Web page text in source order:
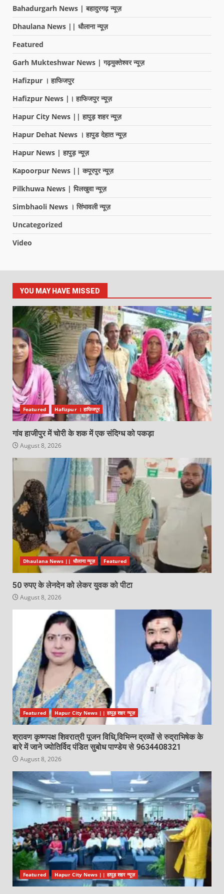
Bahadurgarh News | बहादुरगढ़ न्यूज़
Dhaulana News || धौलाना न्यूज़
Featured
Garh Mukteshwar News | गढ़मुक्तेश्वर न्यूज़
Hafizpur । हाफिजपुर
Hafizpur News |। हाफिजपुर न्यूज़
Hapur City News || हापुड़ शहर न्यूज़
Hapur Dehat News । हापुड देहात न्यूज़
Hapur News | हापुड़ न्यूज़
Kapoorpur News || कपूरपुर न्यूज़
Pilkhuwa News | पिलखुवा न्यूज़
Simbhaoli News । सिंभावली न्यूज़
Uncategorized
Video
YOU MAY HAVE MISSED
Featured Hafizpur । हाफिजपुर
गांव हाजीपुर में चोरी के शक में एक संदिग्ध को पकड़ा
August 8, 2026
Dhaulana News || धौलाना न्यूज़ Featured
50 रुपए के लेनदेन को लेकर युवक को पीटा
August 8, 2026
Featured Hapur City News || हापुड़ शहर न्यूज़
श्रावण कृष्णपक्ष शिवरात्री पूजन विधि,विभिन्न द्रव्यों से रुद्राभिषेक के
बारे में जाने ज्योतिर्विद पंडित सुबोध पाण्डेय से 9634408321
August 8, 2026
Featured Hapur City News || हापुड़ शहर न्यूज़